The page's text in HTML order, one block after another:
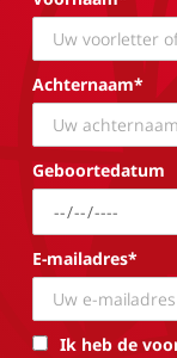
Achternaam*
Geboortedatum
E-mailadres*
Ik heb de